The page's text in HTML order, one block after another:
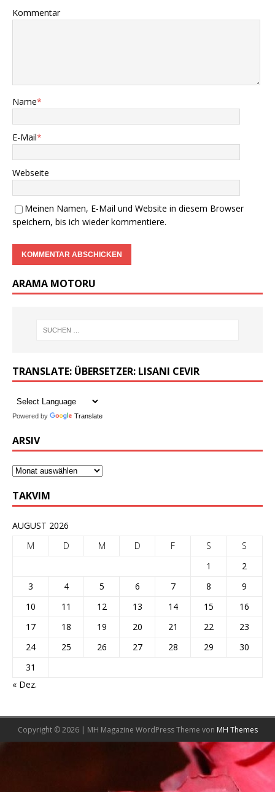
Kommentar
Name*
E-Mail*
Webseite
Meinen Namen, E-Mail und Website in diesem Browser
speichern, bis ich wieder kommentiere.
ARAMA MOTORU
TRANSLATE: ÜBERSETZER: LISANI CEVIR
Powered by Translate
ARSIV
TAKVIM
AUGUST 2026
M
D M D F S
S
1
2
3
4 5 6 7 8
9
10
11 12 13 14 15
16
17
18 19 20 21 22
23
24
25 26 27 28 29
30
31
« Dez.
Copyright © 2026 | MH Magazine WordPress Theme von MH Themes